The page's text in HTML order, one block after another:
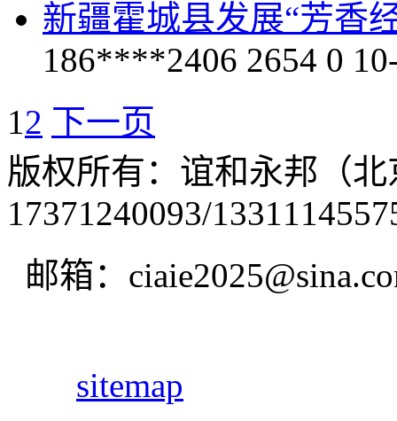
新疆霍城县发展“芳香
186****2406 2654 0
12 下一页
版权所有：谊和永邦（
17371240093/
邮箱：
sitemap